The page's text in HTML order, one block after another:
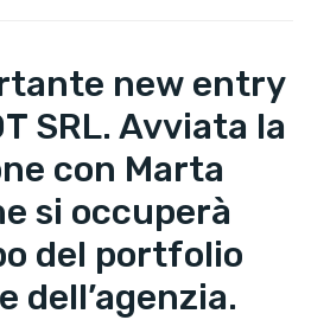
new entry
SRL. Avviata la
con Marta
si occuperà
del portfolio
dell’agenzia.